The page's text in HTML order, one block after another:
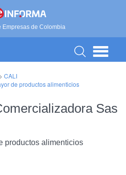
Empresas de Colombia
> CALI
de productos alimenticios
Sas
productos alimenticios